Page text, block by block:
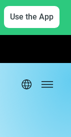
Use the App